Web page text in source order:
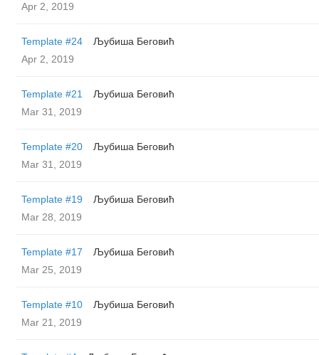
Apr 2, 2019
Template #24
Љубиша Беговић
Apr 2, 2019
Template #21
Љубиша Беговић
Mar 31, 2019
Template #20
Љубиша Беговић
Mar 31, 2019
Template #19
Љубиша Беговић
Mar 28, 2019
Template #17
Љубиша Беговић
Mar 25, 2019
Template #10
Љубиша Беговић
Mar 21, 2019